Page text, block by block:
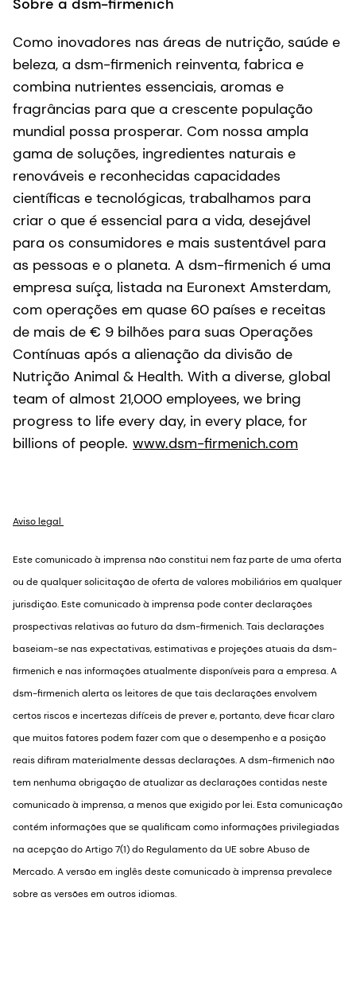
Sobre a dsm-firmenich
Como inovadores nas áreas de nutrição, saúde e
beleza, a dsm-firmenich reinventa, fabrica e
combina nutrientes essenciais, aromas e
fragrâncias para que a crescente população
mundial possa prosperar. Com nossa ampla
gama de soluções, ingredientes naturais e
renováveis e reconhecidas capacidades
científicas e tecnológicas, trabalhamos para
criar o que é essencial para a vida, desejável
para os consumidores e mais sustentável para
as pessoas e o planeta. A dsm-firmenich é uma
empresa suíça, listada na Euronext Amsterdam,
com operações em quase 60 países e receitas
de mais de € 9 bilhões para suas Operações
Contínuas após a alienação da divisão de
Nutrição Animal & Health. With a diverse, global
team of almost 21,000 employees, we bring
progress to life every day, in every place, for
billions of people. www.dsm-firmenich.com
Aviso legal
Este comunicado à imprensa não constitui nem faz parte de uma oferta
ou de qualquer solicitação de oferta de valores mobiliários em qualquer
jurisdição. Este comunicado à imprensa pode conter declarações
prospectivas relativas ao futuro da dsm-firmenich. Tais declarações
baseiam-se nas expectativas, estimativas e projeções atuais da dsm-
firmenich e nas informações atualmente disponíveis para a empresa. A
dsm-firmenich alerta os leitores de que tais declarações envolvem
certos riscos e incertezas difíceis de prever e, portanto, deve ficar claro
que muitos fatores podem fazer com que o desempenho e a posição
reais difiram materialmente dessas declarações. A dsm-firmenich não
tem nenhuma obrigação de atualizar as declarações contidas neste
comunicado à imprensa, a menos que exigido por lei. Esta comunicação
contém informações que se qualificam como informações privilegiadas
na acepção do Artigo 7(1) do Regulamento da UE sobre Abuso de
Mercado. A versão em inglês deste comunicado à imprensa prevalece
sobre as versões em outros idiomas.